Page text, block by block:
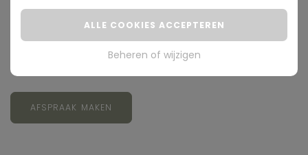
Kan ik deze behandeling combineren met andere
therapieën?
AFSPRAAK MAKEN
ALLE COOKIES ACCEPTEREN
Beheren of wijzigen